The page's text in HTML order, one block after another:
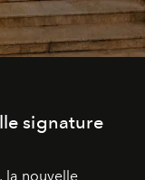
signature
la nouvelle